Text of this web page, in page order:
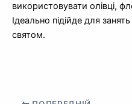
використовувати олівці,
Ідеально підійде для
святом.